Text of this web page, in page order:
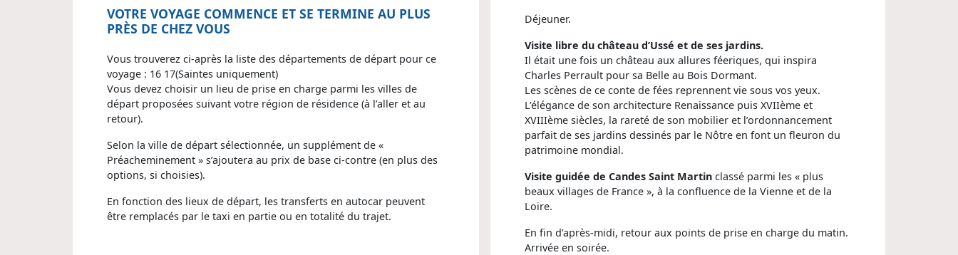
Déjeuner.
Visite libre du château d’Ussé et de ses jardins.
Il était une fois un château aux allures féeriques, qui inspira
Charles Perrault pour sa Belle au Bois Dormant.
Les scènes de ce conte de fées reprennent vie sous vos yeux.
L’élégance de son architecture Renaissance puis XVIIème et
XVIIIème siècles, la rareté de son mobilier et l’ordonnancement
parfait de ses jardins dessinés par le Nôtre en font un fleuron du
patrimoine mondial.
Visite guidée de Candes Saint Martin classé parmi les « plus
beaux villages de France », à la confluence de la Vienne et de la
Loire.
En fin d’après-midi, retour aux points de prise en charge du matin.
Arrivée en soirée.
VOTRE VOYAGE COMMENCE ET SE TERMINE AU PLUS
PRÈS DE CHEZ VOUS
Vous trouverez ci-après la liste des départements de départ pour ce
voyage : 16 17(Saintes uniquement)
Vous devez choisir un lieu de prise en charge parmi les villes de
départ proposées suivant votre région de résidence (à l’aller et au
retour).
Selon la ville de départ sélectionnée, un supplément de «
Préacheminement » s’ajoutera au prix de base ci-contre (en plus des
options, si choisies).
En fonction des lieux de départ, les transferts en autocar peuvent
être remplacés par le taxi en partie ou en totalité du trajet.